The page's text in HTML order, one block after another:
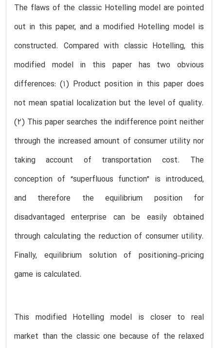
The flaws of the classic Hotelling model are pointed
out in this paper, and a modified Hotelling model is
constructed. Compared with classic Hotelling, this
modified model in this paper has two obvious
differences: (1) Product position in this paper does
not mean spatial localization but the level of quality.
(2) This paper searches the indifference point neither
through the increased amount of consumer utility nor
taking account of transportation cost. The
conception of “superfluous function” is introduced,
and therefore the equilibrium position for
disadvantaged enterprise can be easily obtained
through calculating the reduction of consumer utility.
Finally, equilibrium solution of positioning–pricing
game is calculated.
This modified Hotelling model is closer to real
market than the classic one because of the relaxed